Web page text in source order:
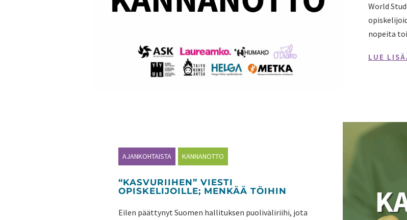
World
nopeita
LUE
AJANKOHTAISTA KANNANOTTO
“KASVURIIHEN” VIESTI
OPISKELIJOILLE; MENKÄÄ TÖIHIN
Eilen päättynyt Suomen hallituksen puoliväliriihi, jota